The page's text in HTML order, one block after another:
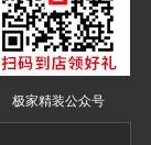
极家精装公众号